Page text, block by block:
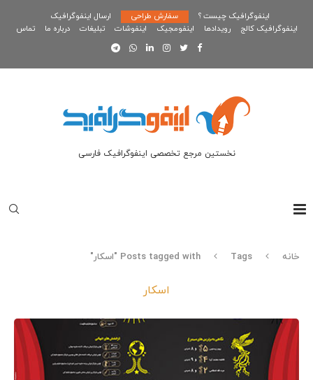
اینفوگرافیک چیست ؟ سفارش طراحی
ارسال اینفوگرافیک
اینفوگرافیک کالج
رویدادها اینفومجیک اینفوشات تبلیغات درباره ما تماس
نخستین مرجع تخصصی اینفوگرافیک فارسی
خانه Tags Posts tagged with "اسکار"
اسکار